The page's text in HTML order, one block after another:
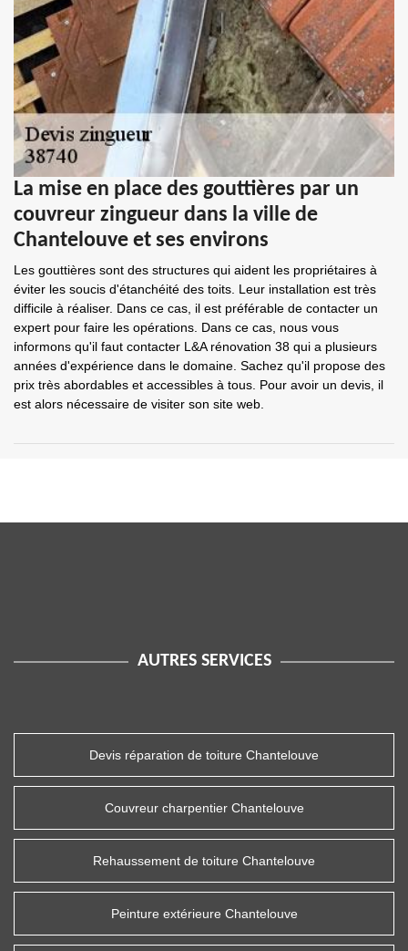
La mise en place des gouttières par un
couvreur zingueur dans la ville de
Chantelouve et ses environs
Les gouttières sont des structures qui aident les propriétaires à
éviter les soucis d'étanchéité des toits. Leur installation est très
difficile à réaliser. Dans ce cas, il est préférable de contacter un
expert pour faire les opérations. Dans ce cas, nous vous
informons qu'il faut contacter L&A rénovation 38 qui a plusieurs
années d'expérience dans le domaine. Sachez qu'il propose des
prix très abordables et accessibles à tous. Pour avoir un devis, il
est alors nécessaire de visiter son site web.
AUTRES SERVICES
Devis réparation de toiture Chantelouve
Couvreur charpentier Chantelouve
Rehaussement de toiture Chantelouve
Peinture extérieure Chantelouve